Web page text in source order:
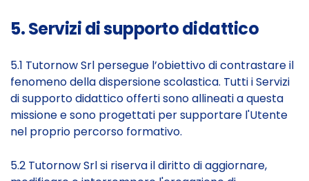
5. Servizi di supporto didattico
5.1 Tutornow Srl persegue l’obiettivo di contrastare il
fenomeno della dispersione scolastica. Tutti i Servizi
di supporto didattico offerti sono allineati a questa
missione e sono progettati per supportare l'Utente
nel proprio percorso formativo.
5.2 Tutornow Srl si riserva il diritto di aggiornare,